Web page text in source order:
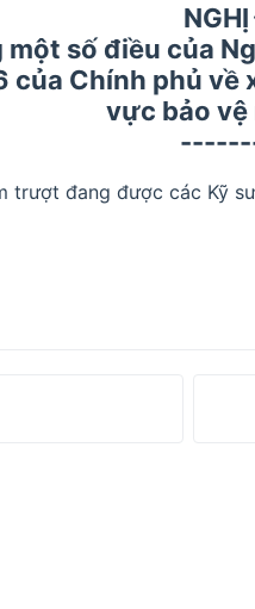
một số điều của
của Chính phủ
vực bảo
trượt đang được các Kỹ